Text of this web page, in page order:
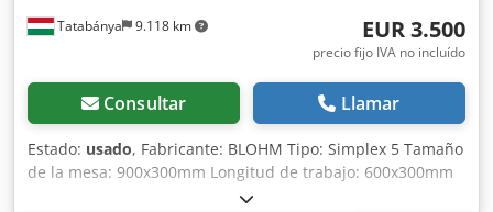
Tatabánya 9.118 km EUR 3.500
precio fijo IVA no incluído
Consultar Llamar
Estado: usado, Fabricante: BLOHM Tipo: Simplex 5 Tamaño
de la mesa: 900x300mm Longitud de trabajo: 600x300mm
Chedpfx Aevtyxusnuoa ¡Sin mesa magnética!